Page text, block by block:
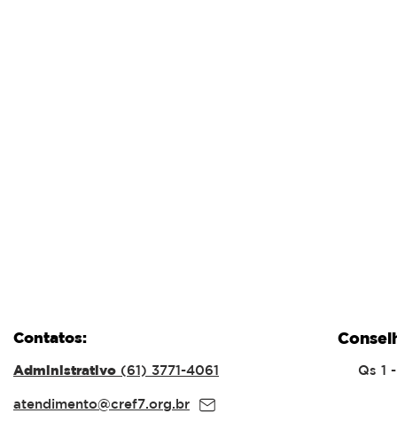
Contatos:
Administrativo (61) 3771-4061
atendimento@cref7.org.br
Qs 1